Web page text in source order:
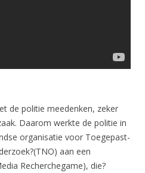
de politie meedenken, zeker
Daarom werkte de politie in
organisatie voor Toegepast-
aan een
Recherchegame), die?